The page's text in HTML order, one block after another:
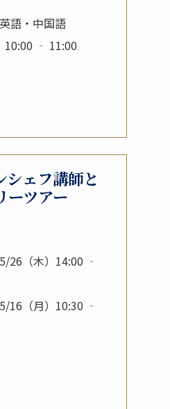
語・中国語
10:00 ‐ 11:00
シェフ講師と
ーツアー
26（木）14:00 ‐
16（月）10:30 ‐